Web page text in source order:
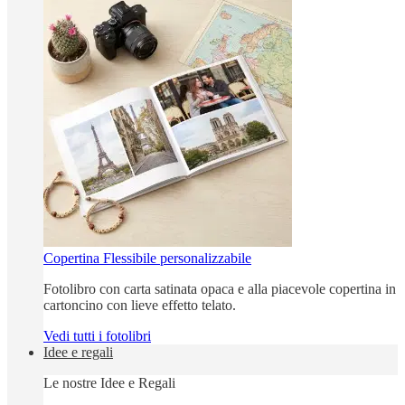
Copertina Flessibile personalizzabile
Fotolibro con carta satinata opaca e alla piacevole copertina in
cartoncino con lieve effetto telato.
Vedi tutti i fotolibri
Idee e regali
Le nostre Idee e Regali